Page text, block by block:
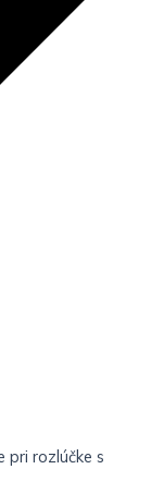
pri rozlúčke s